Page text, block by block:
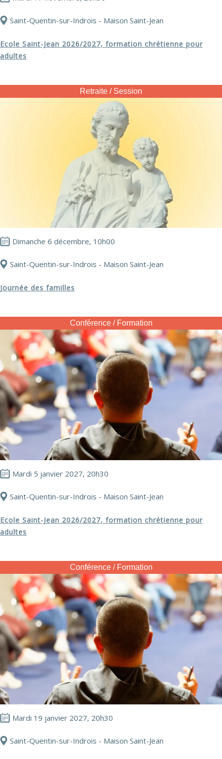
Saint-Quentin-sur-Indrois - Maison Saint-Jean
Ecole Saint-Jean 2026/2027, formation chrétienne pour
adultes
Retraite / Session
Dimanche 6 décembre, 10h00
Saint-Quentin-sur-Indrois - Maison Saint-Jean
Journée des familles
Conférence / Formation
Mardi 5 janvier 2027, 20h30
Saint-Quentin-sur-Indrois - Maison Saint-Jean
Ecole Saint-Jean 2026/2027, formation chrétienne pour
adultes
Conférence / Formation
Mardi 19 janvier 2027, 20h30
Saint-Quentin-sur-Indrois - Maison Saint-Jean